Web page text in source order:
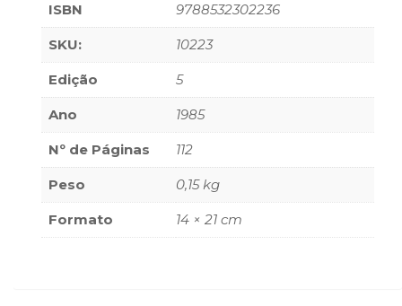
Relações
Públicas
e
Comunicação
Empresarial
(31)
Religião,
Espiritualidade,
Filosofia
Saúde
(132)
ISBN 9788532302236
SKU: 10223
Edição 5
Ano 1985
Nº de Páginas 112
Peso 0,15 kg
Formato 14 × 21 cm